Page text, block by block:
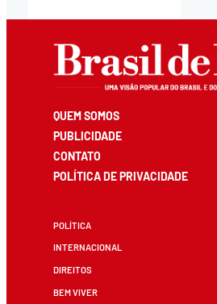
QUEM SOMOS
PUBLICIDADE
CONTATO
POLÍTICA DE PRIVACIDADE
POLÍTICA
INTERNACIONAL
DIREITOS
BEM VIVER